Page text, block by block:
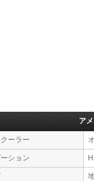
ア
ーラー
ション